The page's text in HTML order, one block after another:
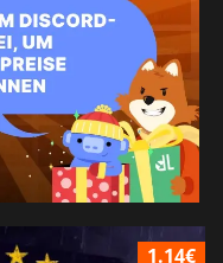
1.14€